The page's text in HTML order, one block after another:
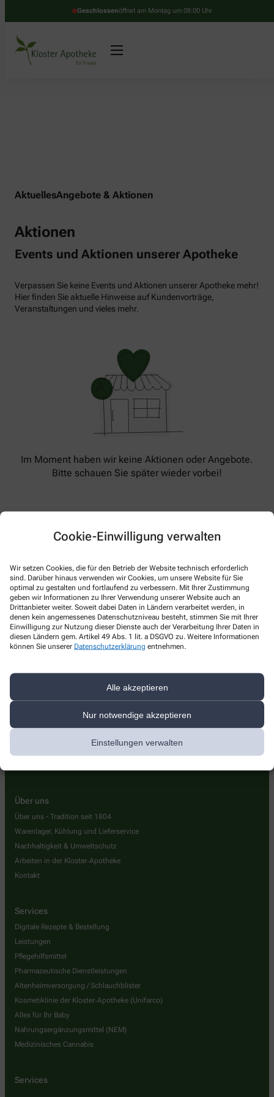
Cookie-Einwilligung verwalten
Wir setzen Cookies, die für den Betrieb der Website technisch erforderlich
sind. Darüber hinaus verwenden wir Cookies, um unsere Website für Sie
optimal zu gestalten und fortlaufend zu verbessern. Mit Ihrer Zustimmung
geben wir Informationen zu Ihrer Verwendung unserer Website auch an
Drittanbieter weiter. Soweit dabei Daten in Ländern verarbeitet werden, in
denen kein angemessenes Datenschutzniveau besteht, stimmen Sie mit Ihrer
Einwilligung zur Nutzung dieser Dienste auch der Verarbeitung Ihrer Daten in
diesen Ländern gem. Artikel 49 Abs. 1 lit. a DSGVO zu. Weitere Informationen
können Sie unserer Datenschutzerklärung entnehmen.
Alle akzeptieren
Nur notwendige akzeptieren
Einstellungen verwalten
Geschlossenöffnet am Montag um 08:00 Uhr
AktuellesAngebote & Aktionen
Aktionen
Events und Aktionen unserer Apotheke
Verpassen Sie keine Events und Aktionen unserer Apotheke mehr!
Hier finden Sie aktuelle Hinweise auf Kundenvorträge,
Veranstaltungen und vieles mehr.
Im Moment haben wir keine Aktionen oder Angebote.
Bitte schauen Sie später wieder vorbei!
Kontakt
Kloster-Apotheke
Über uns
Über uns - Tradition seit 1804
Warenlager, Kühlung und Lieferservice
Nachhaltigkeit & Umweltschutz
Arbeiten in der Kloster‑Apotheke
Kontakt
Services
Digitale Rezepte & Bestellung
Leistungen
Pflegehilfsmittel
Pharmazeutische Dienstleistungen
Altenheimversorgung / Schlauchblister
Kosmetiklinie der Kloster‑Apotheke (Unifarco)
Alles für Ihr Baby
Nahrungsergänzungsmittel (NEM)
Medizinisches Cannabis
Services